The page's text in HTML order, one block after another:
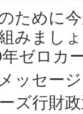
ために
みまし
ゼロカ
ッセージ
ズ行財